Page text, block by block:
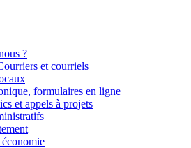
?
et courriels
formulaires en ligne
et appels à projets